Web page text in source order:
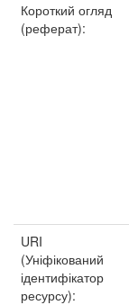
Короткий огляд
(реферат):
URI
(Уніфікований
ідентифікатор
ресурсу):